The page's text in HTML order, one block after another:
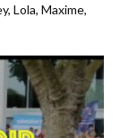
Lola, Maxime,